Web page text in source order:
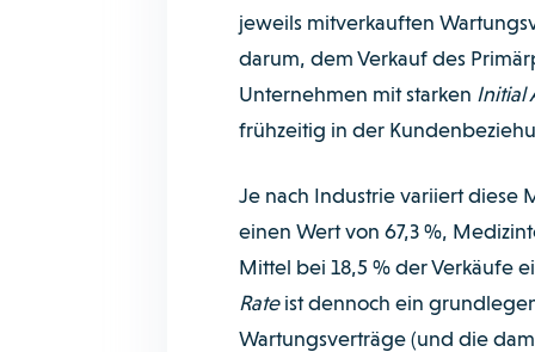
jeweils mitverkauften
darum, dem Verkauf des
Unternehmen mit starken Initial
frühzeitig in der
Je nach Industrie variiert diese
einen Wert von 67,3 %,
Mittel bei 18,5 % der Verkäufe
Rateist dennoch ein
Wartungsverträge (und die